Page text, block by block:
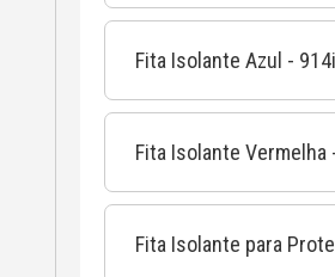
Fita Isolante Azul - 914i
Fita Isolante Vermelha
Fita Isolante para